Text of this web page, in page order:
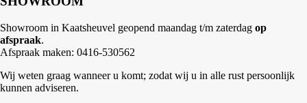
Showroom in Kaatsheuvel geopend maandag t/m zaterdag op
afspraak.
Afspraak maken: 0416-530562
Wij weten graag wanneer u komt; zodat wij u in alle rust persoonlijk
kunnen adviseren.